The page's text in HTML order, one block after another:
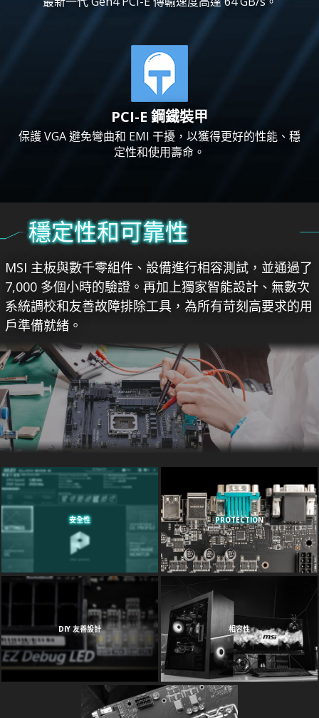
PCI-E 鋼鐵裝甲
保護 VGA 避免彎曲和 EMI 干擾，以獲得更好的性能、穩
定性和使用壽命。
穩定性和可靠性
MSI 主板與數千零組件、設備進行相容測試，並通過了
7,000 多個小時的驗證。再加上獨家智能設計、無數次
系統調校和友善故障排除工具，為所有苛刻高要求的用
戶準備就緒。
安全性 PROTECTION
DIY 友善設計 相容性